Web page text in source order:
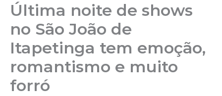
Última noite de shows
no São João de
Itapetinga tem emoção,
romantismo e muito
forró